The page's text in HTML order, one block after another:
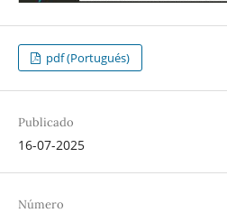
pdf (Portugués)
Publicado
16-07-2025
Número